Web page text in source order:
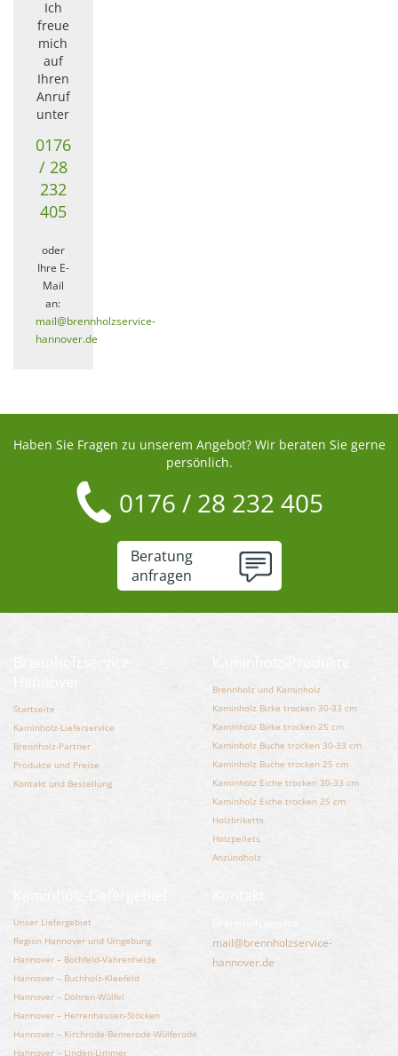
Ich
freue
mich
auf
Ihren
Anruf
unter
0176
/ 28
232
405
oder
Ihre E-
Mail
an:
mail@brennholzservice-
hannover.de
Haben Sie Fragen zu unserem Angebot? Wir beraten Sie gerne
persönlich.
0176 / 28 232 405
Beratung
anfragen
Startseite
Kaminholz-Lieferservice
Brennholz-Partner
Produkte und Preise
Kontakt und Bestellung
Brennholz und Kaminholz
Kaminholz Birke trocken 30-33 cm
Kaminholz Birke trocken 25 cm
Kaminholz Buche trocken 30-33 cm
Kaminholz Buche trocken 25 cm
Kaminholz Eiche trocken 30-33 cm
Kaminholz Eiche trocken 25 cm
Holzbriketts
Holzpellets
Anzündholz
Unser Liefergebiet
Region Hannover und Umgebung
Hannover – Bothfeld-Vahrenheide
Hannover – Buchholz-Kleefeld
Hannover – Döhren-Wülfel
Hannover – Herrenhausen-Stöcken
Hannover – Kirchrode-Bemerode-Wülferode
Hannover – Linden-Limmer
mail@brennholzservice-
hannover.de